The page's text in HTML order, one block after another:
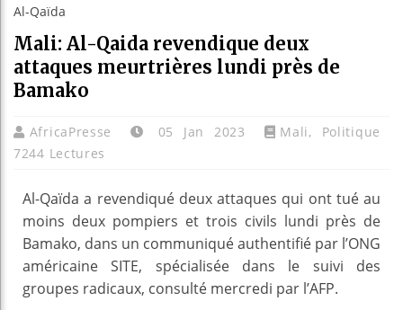
Al-Qaïda
Mali: Al-Qaida revendique deux
attaques meurtrières lundi près de
Bamako
AfricaPresse 05 Jan 2023 Mali, Politique
7244 Lectures
Al-Qaïda a revendiqué deux attaques qui ont tué au
moins deux pompiers et trois civils lundi près de
Bamako, dans un communiqué authentifié par l’ONG
américaine SITE, spécialisée dans le suivi des
groupes radicaux, consulté mercredi par l’AFP.